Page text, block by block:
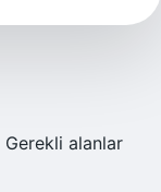
Gerekli alanlar